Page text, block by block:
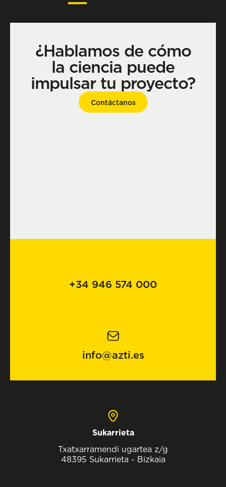
¿Hablamos de cómo
la ciencia puede
impulsar tu proyecto?
Contáctanos
+34 946 574 000
info@azti.es
Sukarrieta
Txatxarramendi ugartea z/g
48395 Sukarrieta - Bizkaia